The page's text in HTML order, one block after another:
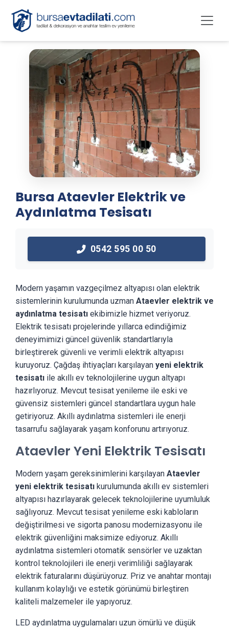
Bursa Ataevler Elektrik ve
Aydınlatma Tesisatı
0542 595 00 50
Modern yaşamın vazgeçilmez altyapısı olan elektrik
sistemlerinin kurulumunda uzman Ataevler elektrik ve
aydınlatma tesisatı ekibimizle hizmet veriyoruz.
Elektrik tesisatı projelerinde yıllarca edindiğimiz
deneyimimizi güncel güvenlik standartlarıyla
birleştirerek güvenli ve verimli elektrik altyapısı
kuruyoruz. Çağdaş ihtiyaçları karşılayan yeni elektrik
tesisatı ile akıllı ev teknolojilerine uygun altyapı
hazırlıyoruz. Mevcut tesisat yenileme ile eski ve
güvensiz sistemleri güncel standartlara uygun hale
getiriyoruz. Akıllı aydınlatma sistemleri ile enerji
tasarrufu sağlayarak yaşam konforunu artırıyoruz.
Ataevler Yeni Elektrik Tesisatı
Modern yaşam gereksinimlerini karşılayan Ataevler
yeni elektrik tesisatı kurulumunda akıllı ev sistemleri
altyapısı hazırlayarak gelecek teknolojilerine uyumluluk
sağlıyoruz. Mevcut tesisat yenileme eski kabloların
değiştirilmesi ve sigorta panosu modernizasyonu ile
elektrik güvenliğini maksimize ediyoruz. Akıllı
aydınlatma sistemleri otomatik sensörler ve uzaktan
kontrol teknolojileri ile enerji verimliliği sağlayarak
elektrik faturalarını düşürüyoruz. Priz ve anahtar montajı
kullanım kolaylığı ve estetik görünümü birleştiren
kaliteli malzemeler ile yapıyoruz.
LED aydınlatma uygulamaları uzun ömürlü ve düşük